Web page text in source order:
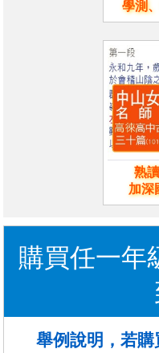
學測
熟
加深
購買任一年
舉例說明，若購